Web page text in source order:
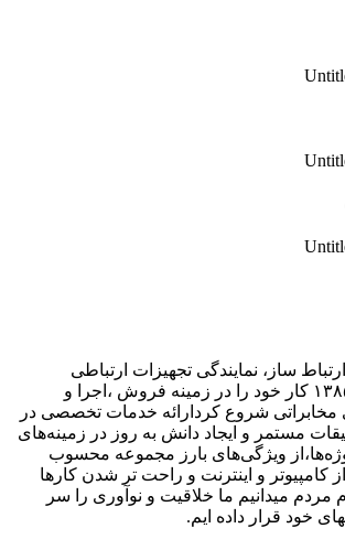
ساز، نمایندگی تجهیزات ارتباطی
پاناسونیک از سال ۱۳۸۵ کار خود را در زمینه فروش ،اجرا و
مخابراتی شروع کردارائه خدمات تخصصی در
مستمر و ایجاد دانش به‌ روز در زمینه‌های
ویژگی‌های بارز مجموعه محسوب
کامپیوتر و اینترنت و راحت تر شدن کارها
میدانیم ما خلاقیت و نوآوری را سر
خود قرار داده ایم.